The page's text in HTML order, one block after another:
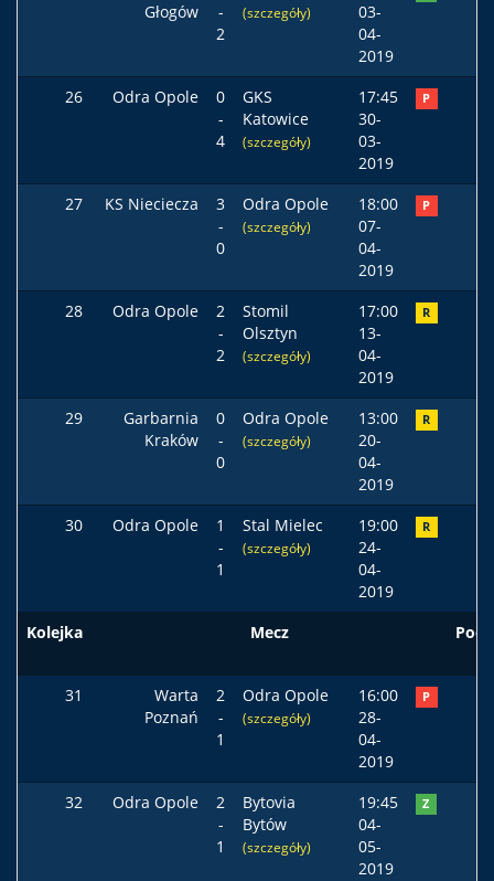
Głogów
-
2
(szczegóły)
03-
04-
2019
26 Odra Opole
0
-
4
GKS
Katowice
(szczegóły)
17:45
30-
03-
2019
P
27 KS Nieciecza
3
-
0
Odra Opole
(szczegóły)
18:00
07-
04-
2019
P
28 Odra Opole
2
-
2
Stomil
Olsztyn
(szczegóły)
17:00
13-
04-
2019
R
29
Garbarnia
Kraków
0
-
0
Odra Opole
(szczegóły)
13:00
20-
04-
2019
R
30 Odra Opole
1
-
1
Stal Mielec
(szczegóły)
19:00
24-
04-
2019
R
Kolejka Mecz
31
Warta
Poznań
2
-
1
Odra Opole
(szczegóły)
16:00
28-
04-
2019
P
32 Odra Opole
2
-
1
Bytovia
Bytów
(szczegóły)
19:45
04-
05-
2019
Z